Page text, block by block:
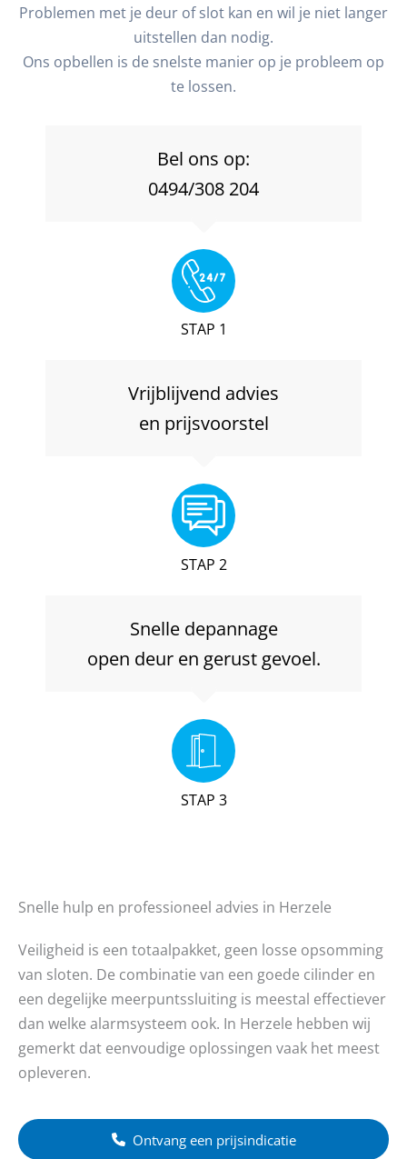
Problemen met je deur of slot kan en wil je niet langer
uitstellen dan nodig.
Ons opbellen is de snelste manier op je probleem op
te lossen.
Bel ons op:
0494/308 204
STAP 1
Vrijblijvend advies
en prijsvoorstel
STAP 2
Snelle depannage
open deur en gerust gevoel.
STAP 3
Snelle hulp en professioneel advies in Herzele
Veiligheid is een totaalpakket, geen losse opsomming
van sloten. De combinatie van een goede cilinder en
een degelijke meerpuntssluiting is meestal effectiever
dan welke alarmsysteem ook. In Herzele hebben wij
gemerkt dat eenvoudige oplossingen vaak het meest
opleveren.
Ontvang een prijsindicatie